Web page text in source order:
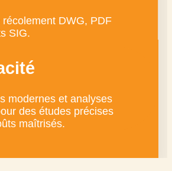
récolement DWG, PDF
SIG.
modernes et analyses
des études précises
maîtrisés.